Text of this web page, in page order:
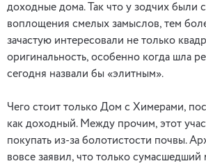
доходные дома. Так что у зодчих были
воплощения смелых замыслов, тем
зачастую интересовали не только
оригинальность, особенно когда шла
сегодня назвали бы «элитным».
Чего стоит только Дом с Химерами,
как доходный. Между прочим, этот
покупать из-за болотистости почвы.
вовсе заявил, что только сумасшедший